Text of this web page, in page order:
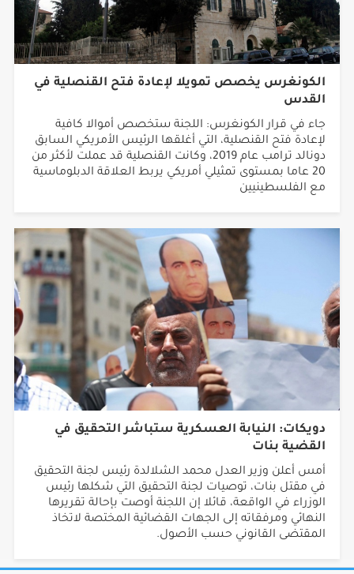
الكونغرس يخصص تمويلا لإعادة فتح القنصلية في
القدس
جاء في قرار الكونغرس: اللجنة ستخصص أموالا كافية
لإعادة فتح القنصلية، التي أغلقها الرئيس الأمريكي السابق
دونالد ترامب عام 2019، وكانت القنصلية قد عملت لأكثر من
20 عاما بمستوى تمثيلي أمريكي يربط العلاقة الدبلوماسية
مع الفلسطينيين
دويكات: النيابة العسكرية ستباشر التحقيق في
القضية بنات
أمس أعلن وزير العدل محمد الشلالدة رئيس لجنة التحقيق
في مقتل بنات، توصيات لجنة التحقيق التي شكلها رئيس
الوزراء في الواقعة، قائلا إن اللجنة أوصت بإحالة تقريرها
النهائي ومرفقاته إلى الجهات القضائية المختصة لاتخاذ
المقتضى القانوني حسب الأصول.
جميع الحقوق محفوظة © 2026 شبكة أجيال.